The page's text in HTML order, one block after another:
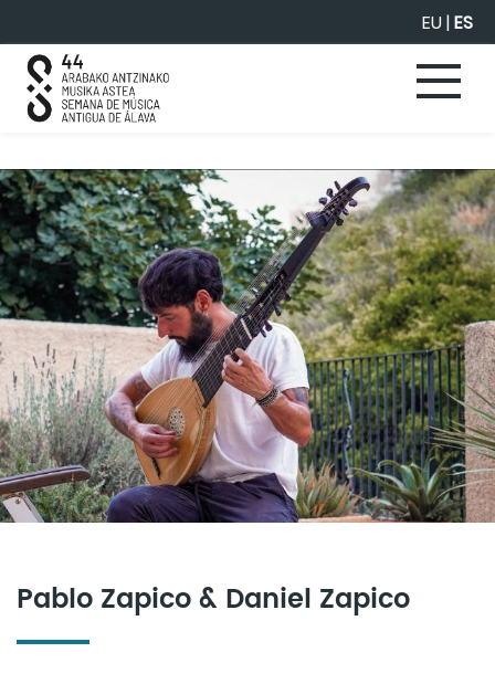
EU|ES
Pablo Zapico & Daniel Zapico